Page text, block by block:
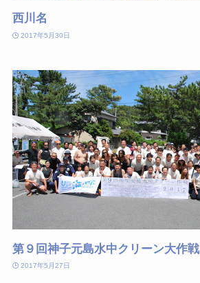
西川名
2017年5月30日
第９回神子元島水中クリーン大作戦
2017年5月27日